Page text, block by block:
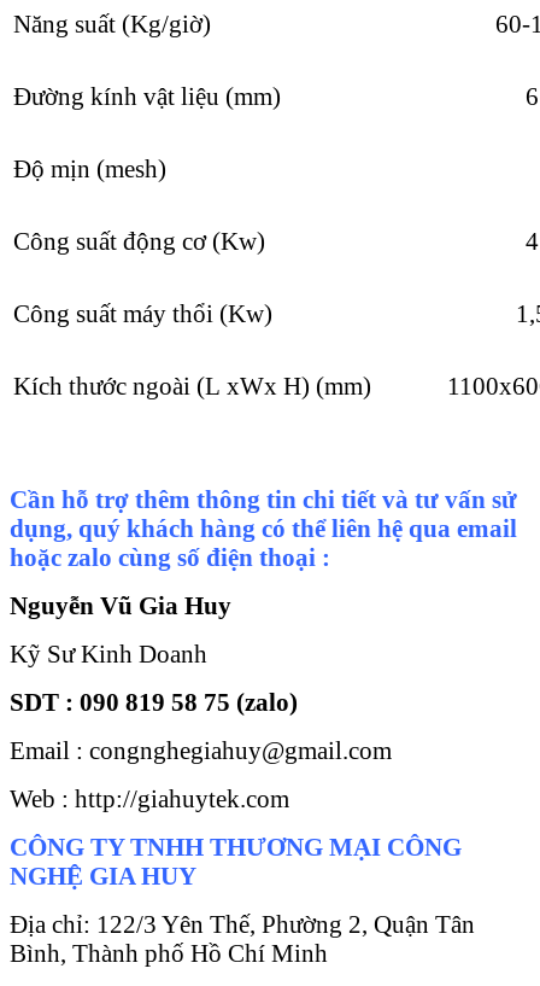
Năng suất (Kg/giờ) 60-
Đường kính vật liệu (mm) 6
Độ mịn (mesh)
Công suất động cơ (Kw) 4
Công suất máy thổi (Kw)
Kích thước ngoài (L xWx H) (mm)
Cần hỗ trợ thêm thông tin chi tiết và tư vấn sử
dụng, quý khách hàng có thể liên hệ qua email
hoặc zalo cùng số điện thoại :
Nguyễn Vũ Gia Huy
Kỹ Sư Kinh Doanh
SDT : 090 819 58 75 (zalo)
Email : congnghegiahuy@gmail.com
Web : http://giahuytek.com
CÔNG TY TNHH THƯƠNG MẠI CÔNG
NGHỆ GIA HUY
Địa chỉ: 122/3 Yên Thế, Phường 2, Quận Tân
Bình, Thành phố Hồ Chí Minh